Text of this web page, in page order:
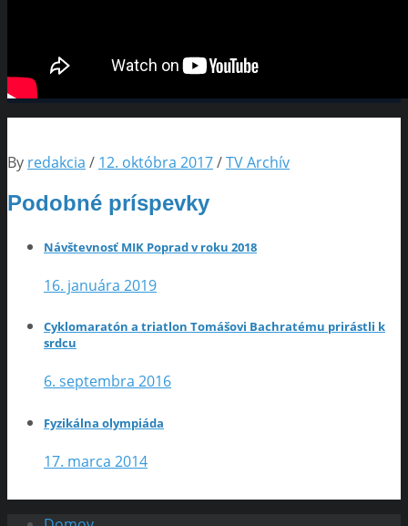
By redakcia / 12. októbra 2017/TV Archív
Podobné príspevky
Návštevnosť MIK Poprad v roku 2018
16. januára 2019
Cyklomaratón a triatlon Tomášovi Bachratému prirástli k
srdcu
6. septembra 2016
Fyzikálna olympiáda
17. marca 2014